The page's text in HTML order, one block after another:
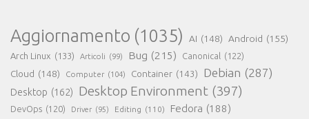
Aggiornamento (1035) AI (148) Android (155)
Arch Linux (133) Articoli (99) Bug (215) Canonical (122)
Cloud (148) Computer (104) Container (143) Debian (287)
Desktop (162) Desktop Environment (397)
DevOps (120) Driver (95) Editing (110) Fedora (188)